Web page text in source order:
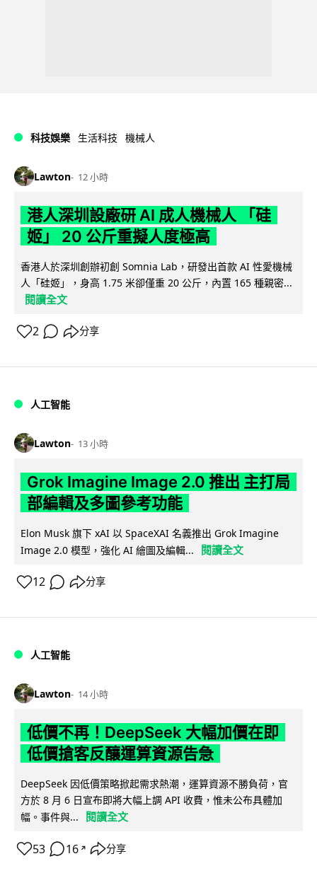
科技娛樂 生活科技 機械人
Lawton 12 小時
港人深圳設廠研 AI 成人機械人 「硅
姬」 20 公斤重擬人度極高
香港人於深圳創辦初創 Somnia Lab，研發出首款 AI 性愛機械
人「硅姬」，身高 1.75 米卻僅重 20 公斤，內置 165 種親密...
閱讀全文
2 分享
人工智能
Lawton 13 小時
Grok Imagine Image 2.0 推出 主打局
部編輯及多圖參考功能
Elon Musk 旗下 xAI 以 SpaceXAI 名義推出 Grok Imagine
Image 2.0 模型，強化 AI 繪圖及編輯...
閱讀全文
12 分享
人工智能
Lawton 14 小時
低價不再！DeepSeek 大幅加價在即
低價搶客反釀運算資源告急
DeepSeek 因低價策略掀起需求熱潮，運算資源不勝負荷，官
方於 8 月 6 日宣布即將大幅上調 API 收費，惟未公布具體加
幅。事件與...
閱讀全文
53 16 ↗ 分享